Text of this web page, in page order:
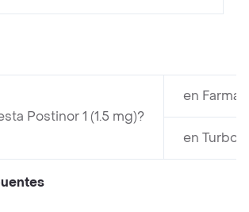
Postinor 1 (1.5 mg)?
en
en Turbo